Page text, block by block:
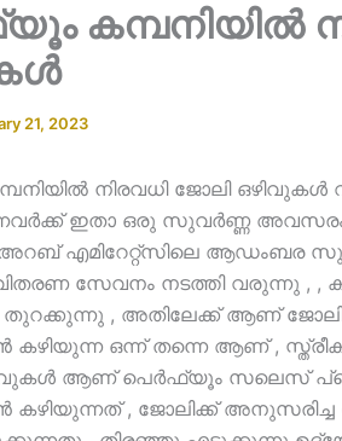
കമ്പനിയിൽ
21, 2023
നിരവധി ജോലി ഒഴിവുകൾ
ഇതാ ഒരു സുവർണ്ണ അവസരം
എമിറേറ്റ്‌സിലെ ആഡംബര
സേവനം നടത്തി വരുന്നു , ,
, അതിലേക്ക് ആണ് ജോലി
കഴിയുന്ന ഒന്ന് തന്നെ ആണ് ,
ആണ് പെർഫ്യൂം സലെസ്
കഴിയുന്നത് , ജോലിക്ക് അനുസരിച്ച